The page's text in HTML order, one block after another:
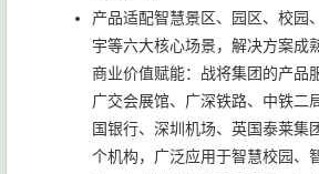
产品适配智慧景区、园区、校园
宇等六大核心场景，解决方案成
商业价值赋能：战将集团的产品
广交会展馆、广深铁路、中铁二
国银行、深圳机场、英国泰莱集
个机构，广泛应用于智慧校园、